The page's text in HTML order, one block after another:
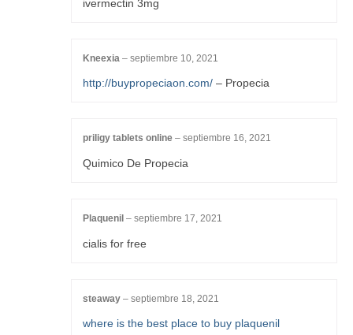
ivermectin 3mg
Kneexia – septiembre 10, 2021
http://buypropeciaon.com/ – Propecia
priligy tablets online – septiembre 16, 2021
Quimico De Propecia
Plaquenil – septiembre 17, 2021
cialis for free
steaway – septiembre 18, 2021
where is the best place to buy plaquenil